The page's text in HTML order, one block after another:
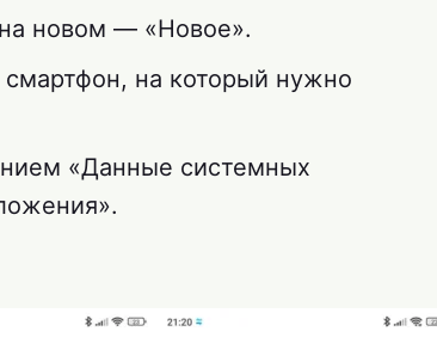
новом — «Новое».
на который нужно
«Данные системных